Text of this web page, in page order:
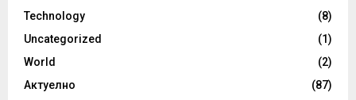
Technology
(8)
Uncategorized
(1)
World
(2)
Актуелно
(87)